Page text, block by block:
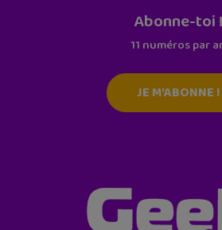
Abonne-toi !
11 numéros par
JE M'ABONNE !